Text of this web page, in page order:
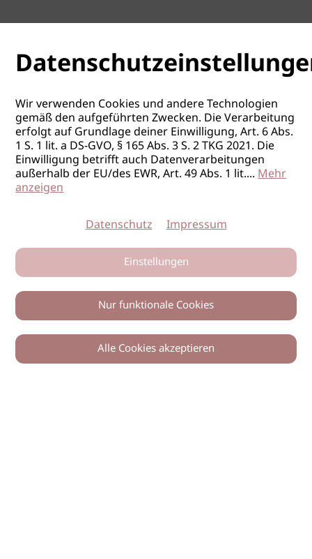
0
Wir verwenden Cookies und andere Technologien
gemäß den aufgeführten Zwecken. Die Verarbeitung
erfolgt auf Grundlage deiner Einwilligung, Art. 6 Abs.
1 S. 1 lit. a DS-GVO, § 165 Abs. 3 S. 2 TKG 2021. Die
Einwilligung betrifft auch Datenverarbeitungen
außerhalb der EU/des EWR, Art. 49 Abs. 1 lit....Mehr
anzeigen
Datenschutz Impressum
Einstellungen
Nur funktionale Cookies
Alle Cookies akzeptieren